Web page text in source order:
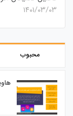
۱۴۰۱/۰۳/۰۳
محبوب